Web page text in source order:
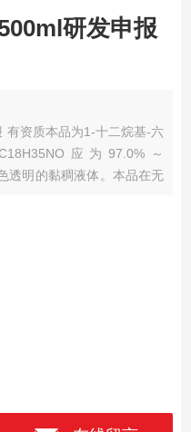
研发申报
有资质本品为1-十二烷基-六
应为97.0%～
明的黏稠液体。 本品在无